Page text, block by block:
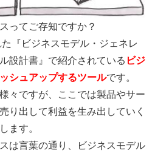
ってご存知ですか？
『ビジネスモデル・ジェネレ
設計書』で紹介されている ビジ
シュアップするツールです。
々ですが、ここでは製品やサー
り出して利益を生み出していく
ます。
は言葉の通り、ビジネスモデル